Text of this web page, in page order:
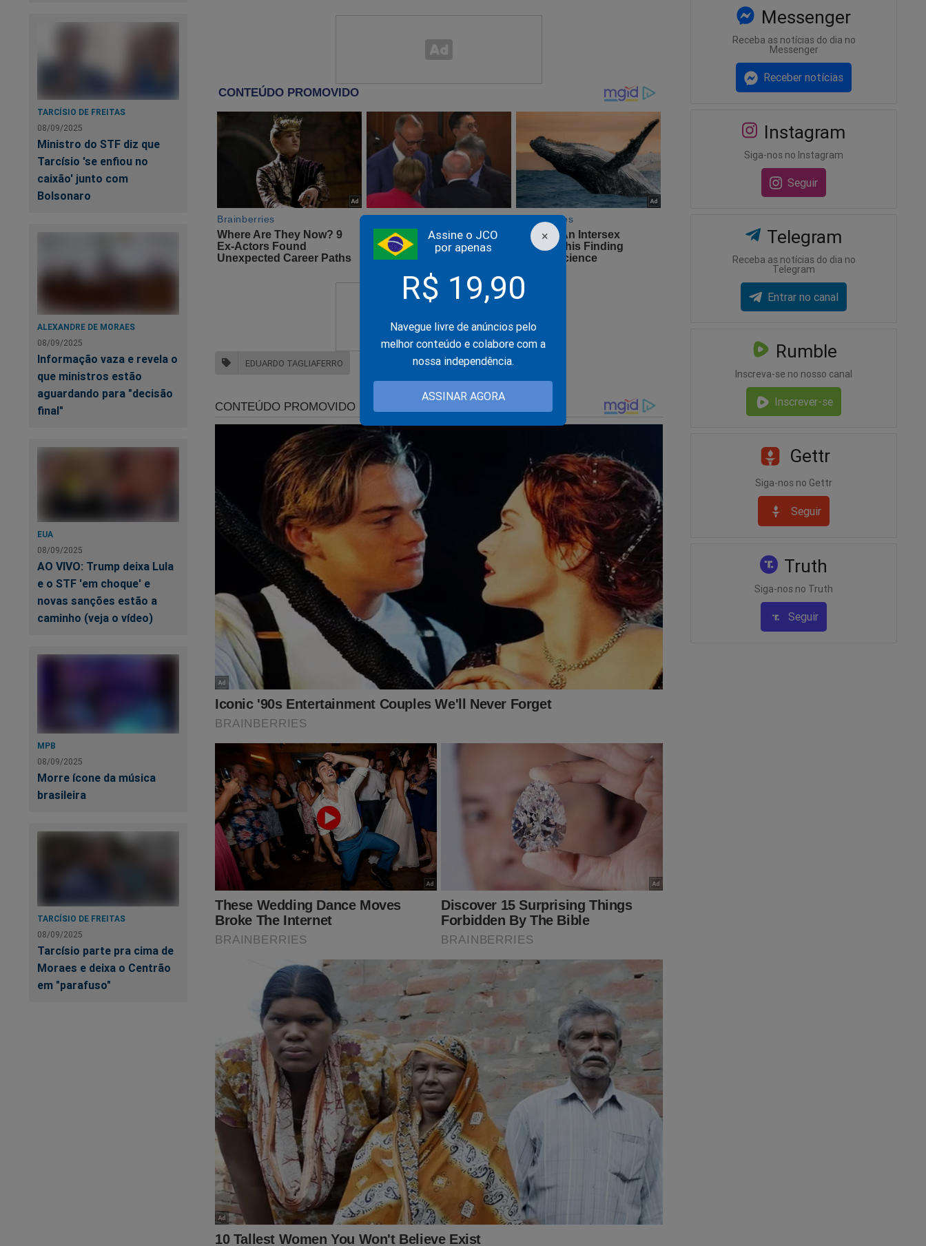
×
Assine o JCO
por apenas
R$ 19,90
Navegue livre de anúncios pelo
melhor conteúdo e colabore com a
nossa independência.
ASSINAR AGORA
TARCÍSIO DE FREITAS
08/09/2025
Ministro do STF diz que
Tarcísio 'se enfiou no
caixão' junto com
Bolsonaro
ALEXANDRE DE MORAES
08/09/2025
Informação vaza e revela o
que ministros estão
aguardando para "decisão
final"
EUA
08/09/2025
AO VIVO: Trump deixa Lula
e o STF 'em choque' e
novas sanções estão a
caminho (veja o vídeo)
MPB
08/09/2025
Morre ícone da música
brasileira
TARCÍSIO DE FREITAS
08/09/2025
Tarcísio parte pra cima de
Moraes e deixa o Centrão
em "parafuso"
senadores” manifestem apoio à medida, ele não colocará a questão em votação.
O jornalista Paulo Figueiredo trouxe uma análise preocupante:
"Não sei de quem foi a brilhante ideia de convocar o Tagliaferro hoje
para um depoimento bombástico em meio ao julgamento mais
importante do país. Nem sei porque o próprio resolveu fazer essas
revelações hoje. Tem gente que até tem boa intenção, mas carece de
estratégia..."
Advogado de Trump alerta sobre riscos de ordem de Moraes contra
cidadã com dupla nacionalidade
Um dos maiores bancos do país promove demissão em massa
URGENTE: Governo Trump cita "Independência do Brasil" e promete
mais ações contra Moraes
resultado pronto. Triste e chocante realidade!
Justamente neste momento de tensão e ansiedade do povo brasileiro, acaba de ser lançado o
livro“A Máquina Contra o Homem: Como o sistema tentou destruir um presidente — e
despertou uma nação”, obra que promete impactar o "sistema" com revelações chocantes
sobre uma verdadeira ameaça contra a liberdade de expressão e a democracia no Brasil.
Para ter esse documento histórico na palma da sua mão, clique no link abaixo:
https://www.conteudoconservador.com.br/products/a-maquina-contra-o-homem-como-o-
sistema-tentou-destr...
Vale a pena o investimento. Veja a capa:
EDUARDO TAGLIAFERRO
Messenger
Receba as notícias do dia no
Messenger
Receber notícias
Instagram
Siga-nos no Instagram
Seguir
Telegram
Receba as notícias do dia no
Telegram
Entrar no canal
Rumble
Inscreva-se no nosso canal
Inscrever-se
Gettr
Siga-nos no Gettr
Seguir
Truth
Siga-nos no Truth
Seguir